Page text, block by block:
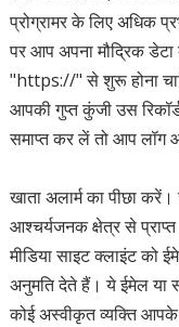
प्रोग्रामर के लिए अधिक
पर आप अपना मौद्रिक
"https://" से शुरू होना
आपकी गुप्त कुंजी उस
समाप्त कर लें तो आप लॉग
खाता अलार्म का पीछा
आश्चर्यजनक क्षेत्र से
मीडिया साइट क्लाइंट को
अनुमति देते हैं। ये ईमेल या
कोई अस्वीकृत व्यक्ति